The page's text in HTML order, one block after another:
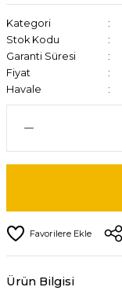
Kategori
Stok Kodu
Garanti Süresi
Fiyat
Havale
Ürün Bilgisi